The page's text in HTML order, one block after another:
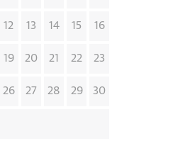
12 13 14 15 16
19 20 21 22 23
26 27 28 29 30